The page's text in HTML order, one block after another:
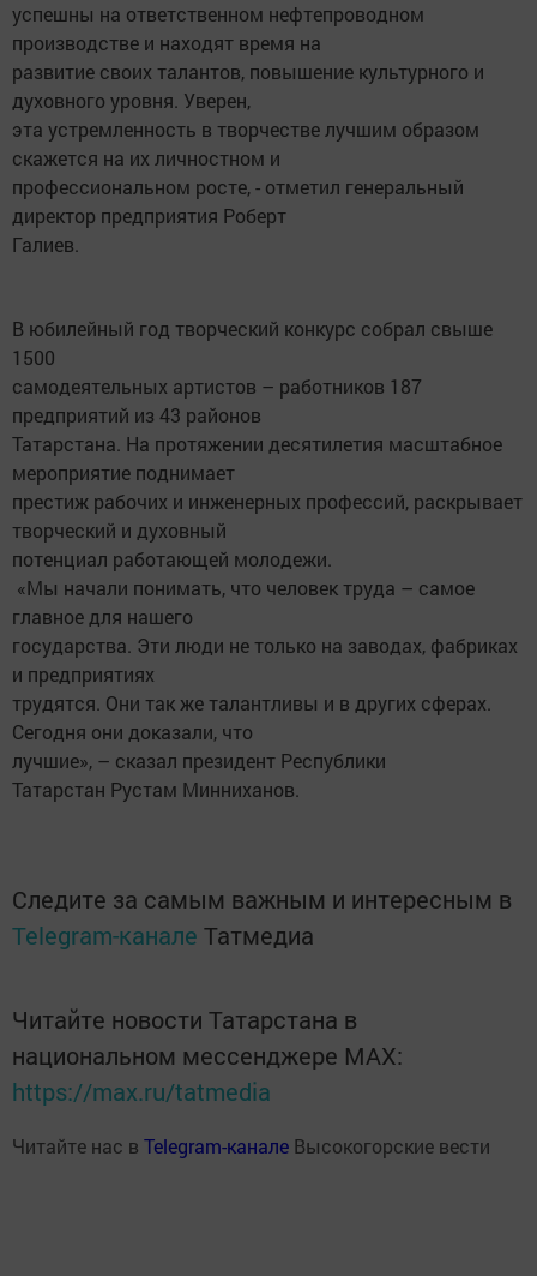
успешны на ответственном нефтепроводном
производстве и находят время на
развитие своих талантов, повышение культурного и
духовного уровня. Уверен,
эта устремленность в творчестве лучшим образом
скажется на их личностном и
профессиональном росте, - отметил генеральный
директор предприятия Роберт
Галиев.
В юбилейный год творческий конкурс собрал свыше
1500
самодеятельных артистов – работников 187
предприятий из 43 районов
Татарстана. На протяжении десятилетия масштабное
мероприятие поднимает
престиж рабочих и инженерных профессий, раскрывает
творческий и духовный
потенциал работающей молодежи.
«Мы начали понимать, что человек труда – самое
главное для нашего
государства. Эти люди не только на заводах, фабриках
и предприятиях
трудятся. Они так же талантливы и в других сферах.
Сегодня они доказали, что
лучшие», – сказал президент Республики
Татарстан Рустам Минниханов.
Следите за самым важным и интересным в
Telegram-канале Татмедиа
Читайте новости Татарстана в
национальном мессенджере MАХ:
https://max.ru/tatmedia
Читайте нас в Telegram-канале Высокогорские вести